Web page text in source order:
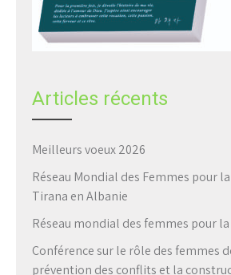
Articles récents
Meilleurs voeux 2026
Réseau Mondial des Femmes pour
Tirana en Albanie
Réseau mondial des femmes pour
Conférence sur le rôle des femmes
prévention des conflits et la